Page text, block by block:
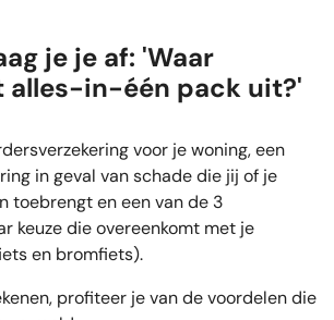
je je af: 'Waar
alles-in-één pack uit?'
voor je woning, een
in geval van schade die jij of je
toebrengt en een van de 3
keuze die overeenkomt met je
en bromfiets).
profiteer je van de voordelen die